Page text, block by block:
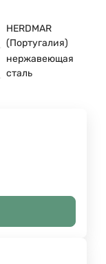
HERDMAR
(Португалия)
нержавеющая
сталь